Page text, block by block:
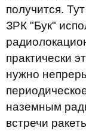
получится.
ЗРК "Бук"
практически
нужно
наземным
встречи